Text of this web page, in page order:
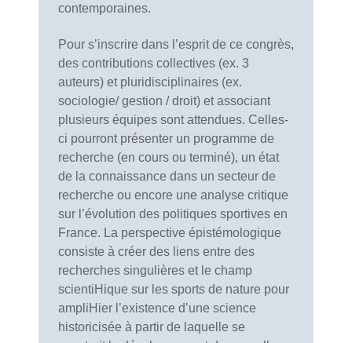
contemporaines.
Pour s’inscrire dans l’esprit de ce congrès,
des contributions collectives (ex. 3
auteurs) et pluridisciplinaires (ex.
sociologie/ gestion / droit) et associant
plusieurs équipes sont attendues. Celles-
ci pourront présenter un programme de
recherche (en cours ou terminé), un état
de la connaissance dans un secteur de
recherche ou encore une analyse critique
sur l’évolution des politiques sportives en
France. La perspective épistémologique
consiste à créer des liens entre des
recherches singulières et le champ
scientiHique sur les sports de nature pour
ampliHier l’existence d’une science
historicisée à partir de laquelle se